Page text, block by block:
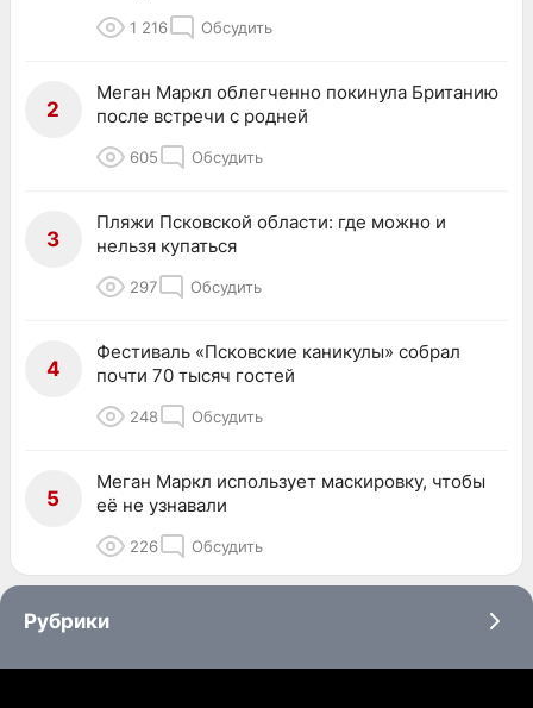
1 216 Обсудить
2
Меган Маркл облегченно покинула Британию
после встречи с родней
605 Обсудить
3
Пляжи Псковской области: где можно и
нельзя купаться
297 Обсудить
4
Фестиваль «Псковские каникулы» собрал
почти 70 тысяч гостей
248 Обсудить
5
Меган Маркл использует маскировку, чтобы
её не узнавали
226 Обсудить
Рубрики